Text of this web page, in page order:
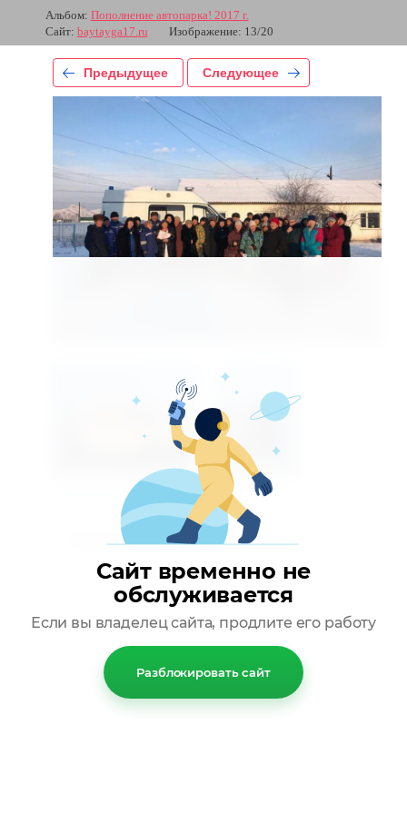
Альбом: Пополнение автопарка! 2017 г.
Сайт: baytayga17.ru Изображение: 13/20
Предыдущее Следующее
Предыдущее Следующее
Вернуться в галерею
Сайт временно не
обслуживается
Если вы владелец сайта, продлите его работу
Разблокировать сайт